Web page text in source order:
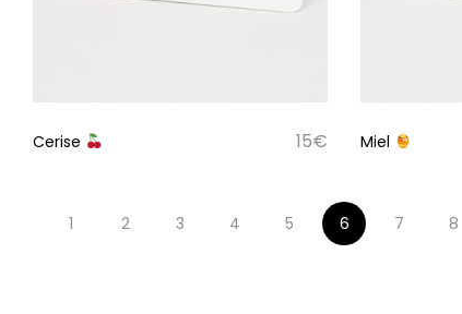
Cerise 15€ Miel
1 2 3 4 5 6 7 8